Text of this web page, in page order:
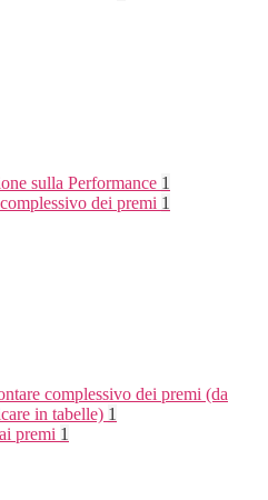
sulla Performance 1
dei premi 1
complessivo dei premi (da
in tabelle) 1
premi 1